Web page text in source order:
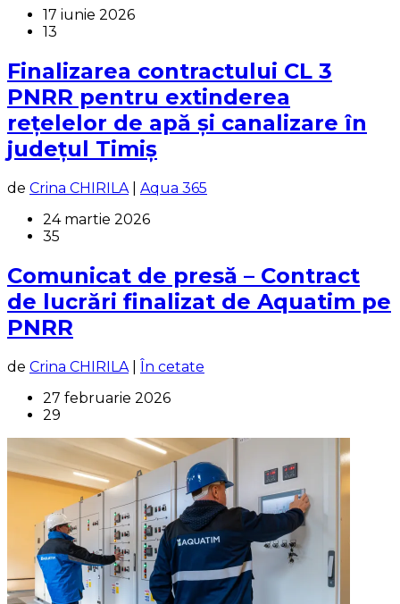
17 iunie 2026
13
Finalizarea contractului CL 3
PNRR pentru extinderea
rețelelor de apă și canalizare în
județul Timiș
de Crina CHIRILA| Aqua 365
24 martie 2026
35
Comunicat de presă – Contract
de lucrări finalizat de Aquatim pe
PNRR
de Crina CHIRILA| În cetate
27 februarie 2026
29